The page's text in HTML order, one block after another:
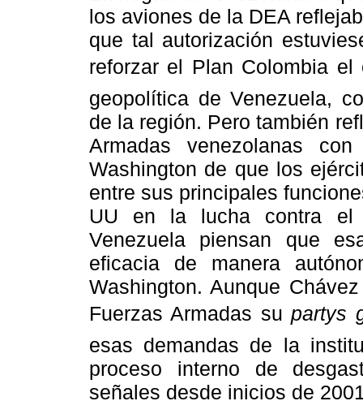
los aviones de la DEA
que tal autorización
reforzar el Plan Colombia
geopolítica de Venezuela,
de la región. Pero también
Armadas venezolanas
Washington de que los
entre sus principales
UU en la lucha contra el
Venezuela piensan que
eficacia de manera
Washington. Aunque
Fuerzas Armadas supartys
esas demandas de la
proceso interno de
señales desde inicios de